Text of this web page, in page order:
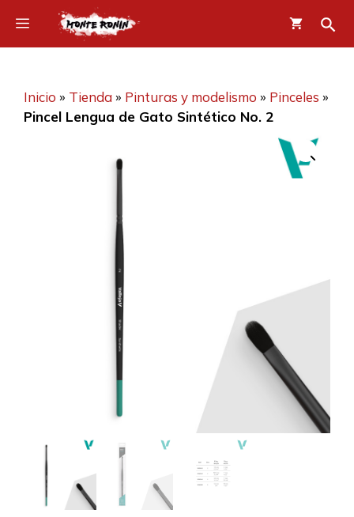
contenido
Menú
Inicio » Tienda» Pinturas y modelismo » Pinceles »
Pincel Lengua de Gato Sintético No. 2